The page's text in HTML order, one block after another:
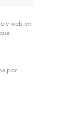
y web en
por